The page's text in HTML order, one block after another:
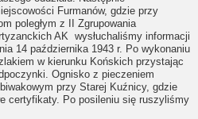
Furmanów, gdzie przy
poległym z II Zgrupowania
AK wysłuchaliśmy informacji
14 października 1943 r. Po wykonaniu
w kierunku Końskich przystając
Ognisko z pieczeniem
przy Starej Kuźnicy, gdzie
certyfikaty. Po posileniu się ruszyliśmy